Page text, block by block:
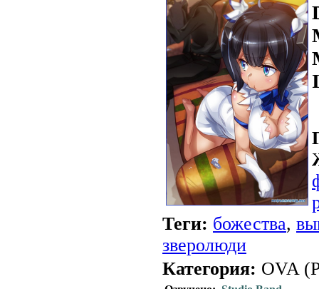
Теги: божества,
зверолюди
Категория: OVA